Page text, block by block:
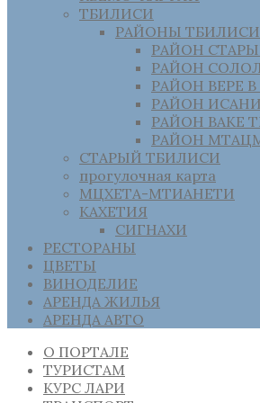
ТБИЛИСИ
РАЙОНЫ ТБИЛИСИ
РАЙОН
РАЙОН
РАЙОН ВЕРЕ
РАЙОН
РАЙОН ВАКЕ
РАЙОН
СТАРЫЙ ТБИЛИСИ
прогулочная карта
МЦХЕТА-МТИАНЕТИ
КАХЕТИЯ
СИГНАХИ
РЕСТОРАНЫ
ЦВЕТЫ
ВИНОДЕЛИЕ
АРЕНДА ЖИЛЬЯ
АРЕНДА АВТО
О ПОРТАЛЕ
ТУРИСТАМ
КУРС ЛАРИ